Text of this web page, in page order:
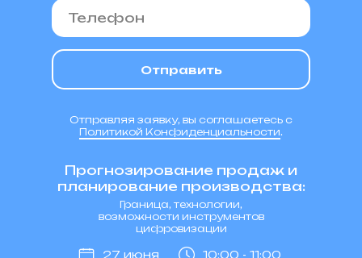
Отправить
Отправляя заявку, вы соглашаетесь с
Политикой Конфиденциальности.
Прогнозирование продаж и
планирование производства:
Граница, технологии,
возможности инструментов
цифровизации
27 июня 10:00 - 11:00